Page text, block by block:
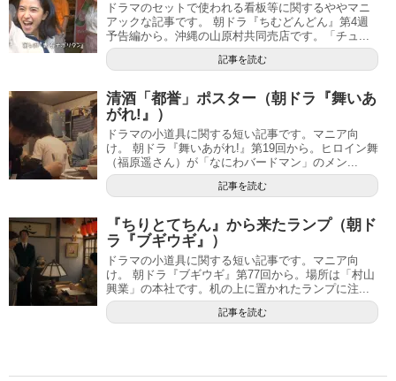
ドラマのセットで使われる看板等に関するややマニ
アックな記事です。 朝ドラ『ちむどんどん』第4週
予告編から。沖縄の山原村共同売店です。「チュ...
記事を読む
清酒「都誉」ポスター（朝ドラ『舞いあ
がれ!』）
ドラマの小道具に関する短い記事です。マニア向
け。 朝ドラ『舞いあがれ!』第19回から。ヒロイン舞
（福原遥さん）が「なにわバードマン」のメン...
記事を読む
『ちりとてちん』から来たランプ（朝ド
ラ『ブギウギ』）
ドラマの小道具に関する短い記事です。マニア向
け。 朝ドラ『ブギウギ』第77回から。場所は「村山
興業」の本社です。机の上に置かれたランプに注...
記事を読む